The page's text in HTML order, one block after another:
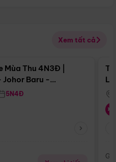
Xem tất cả
Điểm nổi bật
Thu 4N3Đ |
Baru -
5N4Đ